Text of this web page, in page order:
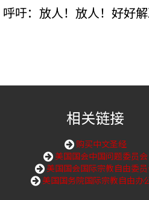
吁：放人！放人！好好解
相关链接
购买中文圣经
美国国会中国问题委员会
美国国会国际宗教自由委
美国国务院国际宗教自由办